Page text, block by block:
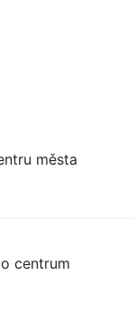
města
centrum